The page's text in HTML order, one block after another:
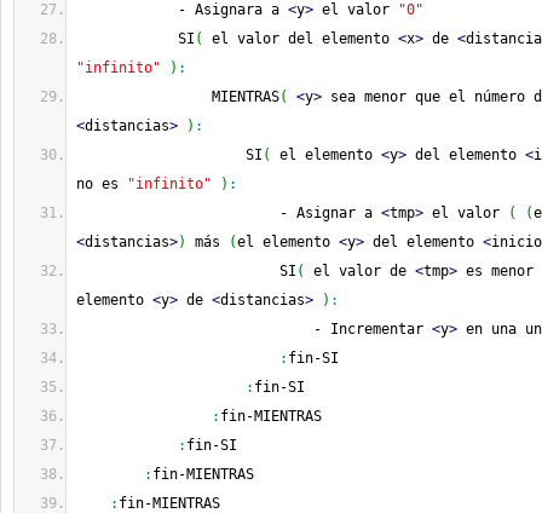
- Asignara a <y> el valor
"0"
SI ( el valor del elemento <x> de <
"infinito"
) :
MIENTRAS( <y>
<distancias> ) :
SI ( el elemento <y> del elemento <
no es
"infinito" ) :
- Asignar a <tmp> el valor ( (
<distancias>) más (el elemento <y> del elemento <inicio
SI ( el valor de <tmp> es
elemento <y> de <distancias> ) :
- Incrementar <y> en una
: fin-SI
: fin-SI
: fin-MIENTRAS
: fin-SI
: fin-MIENTRAS
: fin-MIENTRAS